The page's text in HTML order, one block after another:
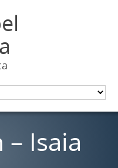
Isaia